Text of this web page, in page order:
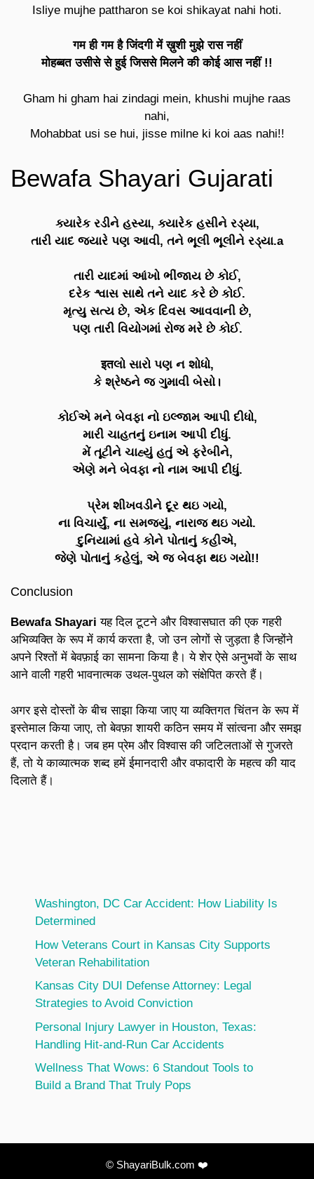
Isliye mujhe pattharon se koi shikayat nahi hoti.
गम ही गम है जिंदगी में ख़ुशी मुझे रास नहीं
मोहब्बत उसीसे से हुई जिससे मिलने की कोई आस नहीं !!
Gham hi gham hai zindagi mein, khushi mujhe raas
nahi,
Mohabbat usi se hui, jisse milne ki koi aas nahi!!
Bewafa Shayari Gujarati
ક્યારેક રડીને હસ્યા, ક્યારેક હસીને રડ્યા,
તારી યાદ જ્યારે પણ આવી, તને ભૂલી ભૂલીને રડ્યા.a
તારી યાદમાં આંખો ભીંજાય છે કોઈ,
દરેક શ્વાસ સાથે તને યાદ કરે છે કોઈ.
મૃત્યુ સત્ય છે, એક દિવસ આવવાની છે,
પણ તારી વિયોગમાં રોજ મરે છે કોઈ.
इतલો સારો પણ ન શોધો,
કે શ્રેષ્ઠને જ ગુમાવી બેસો।
કોઈએ મને બેવફા નો ઇલ્જામ આપી દીધો,
મારી ચાહતનું ઇનામ આપી દીધું.
મેં તૂટીને ચાહ્યું હતું એ ફરેબીને,
એણે મને બેવફા નો નામ આપી દીધું.
પ્રેમ શીખવડીને દૂર થઇ ગયો,
ના વિચાર્યું, ના સમજ્યું, નારાજ થઇ ગયો.
દુનિયામાં હવે કોને પોતાનું કહીએ,
જેણે પોતાનું કહેલું, એ જ બેવફા થઇ ગયો!!
Conclusion
Bewafa Shayari यह दिल टूटने और विश्वासघात की एक गहरी
अभिव्यक्ति के रूप में कार्य करता है, जो उन लोगों से जुड़ता है जिन्होंने
अपने रिश्तों में बेवफ़ाई का सामना किया है। ये शेर ऐसे अनुभवों के साथ
आने वाली गहरी भावनात्मक उथल-पुथल को संक्षेपित करते हैं।
अगर इसे दोस्तों के बीच साझा किया जाए या व्यक्तिगत चिंतन के रूप में
इस्तेमाल किया जाए, तो बेवफ़ा शायरी कठिन समय में सांत्वना और समझ
प्रदान करती है। जब हम प्रेम और विश्वास की जटिलताओं से गुजरते
हैं, तो ये काव्यात्मक शब्द हमें ईमानदारी और वफादारी के महत्व की याद
दिलाते हैं।
Washington, DC Car Accident: How Liability Is
Determined
How Veterans Court in Kansas City Supports
Veteran Rehabilitation
Kansas City DUI Defense Attorney: Legal
Strategies to Avoid Conviction
Personal Injury Lawyer in Houston, Texas:
Handling Hit-and-Run Car Accidents
Wellness That Wows: 6 Standout Tools to
Build a Brand That Truly Pops
© ShayariBulk.com ❤️